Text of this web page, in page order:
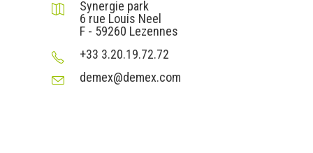
Synergie park
6 rue Louis Neel
F - 59260 Lezennes
+33 3.20.19.72.72
demex@demex.com